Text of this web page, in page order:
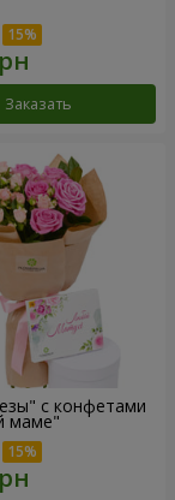
Заказать
с конфетами
маме"